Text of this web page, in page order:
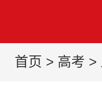
首页 > 高考 >